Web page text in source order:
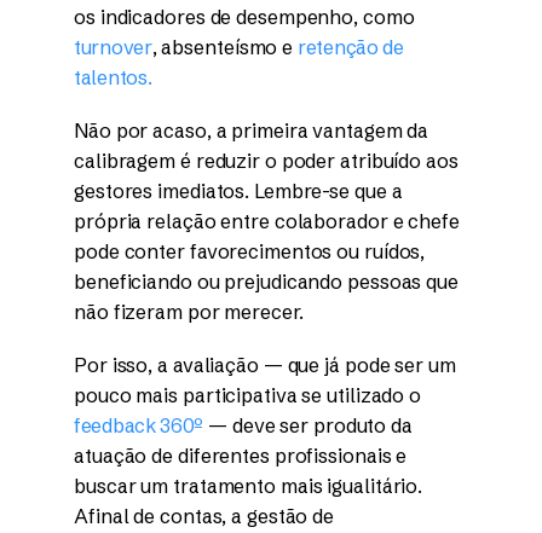
os indicadores de desempenho, como
turnover, absenteísmo e retenção de
talentos.
Não por acaso, a primeira vantagem da
calibragem é reduzir o poder atribuído aos
gestores imediatos. Lembre-se que a
própria relação entre colaborador e chefe
pode conter favorecimentos ou ruídos,
beneficiando ou prejudicando pessoas que
não fizeram por merecer.
Por isso, a avaliação — que já pode ser um
pouco mais participativa se utilizado o
feedback 360º — deve ser produto da
atuação de diferentes profissionais e
buscar um tratamento mais igualitário.
Afinal de contas, a gestão de